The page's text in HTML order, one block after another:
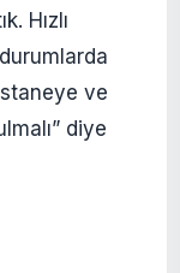
Hızlı
ve
diye